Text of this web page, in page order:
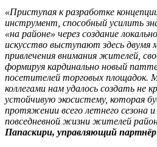
«Приступая к разработке
инструмент, способный усилить
«на районе» через создание
искусство выступают здесь
привлечения внимания жителей,
формируя кардинально новый
посетителей торговых площадок.
коллегами нам удалось создать не
устойчивую экосистему, которая
протяжении всего летнего
повседневной жизни жителей
Папаскири, управляющий партнёр